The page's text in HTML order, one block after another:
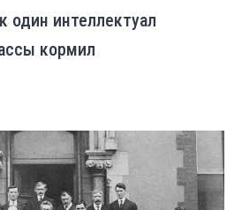
один интеллектуал
кормил